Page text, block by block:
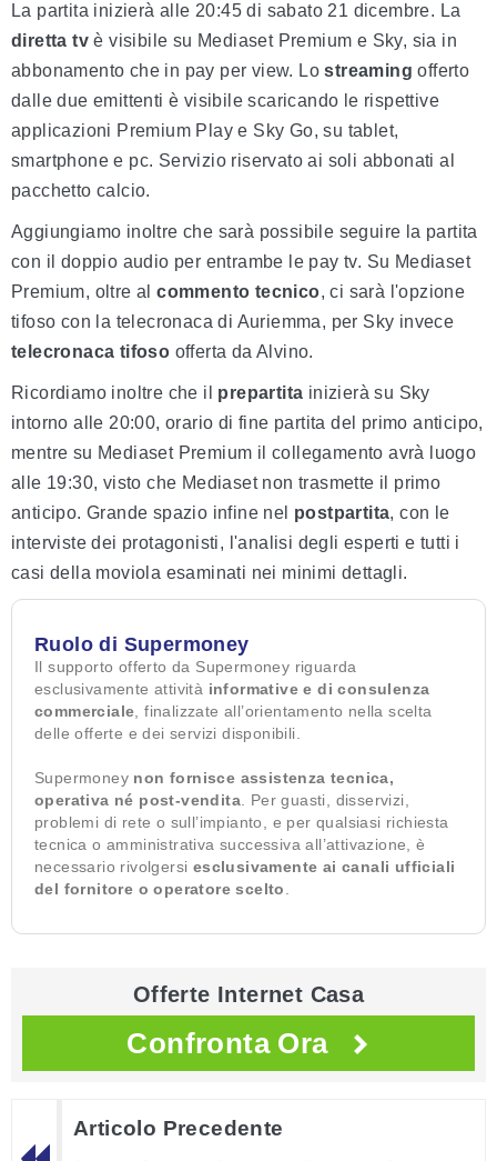
La partita inizierà alle 20:45 di sabato 21 dicembre. La
diretta tv è visibile su Mediaset Premium e Sky, sia in
abbonamento che in pay per view. Lostreaming offerto
dalle due emittenti è visibile scaricando le rispettive
applicazioni Premium Play e Sky Go, su tablet,
smartphone e pc. Servizio riservato ai soli abbonati al
pacchetto calcio.
Aggiungiamo inoltre che sarà possibile seguire la partita
con il doppio audio per entrambe le pay tv. Su Mediaset
Premium, oltre alcommento tecnico, ci sarà l'opzione
tifoso con la telecronaca di Auriemma, per Sky invece
telecronaca tifoso offerta da Alvino.
Ricordiamo inoltre che il prepartita inizierà su Sky
intorno alle 20:00, orario di fine partita del primo anticipo,
mentre su Mediaset Premium il collegamento avrà luogo
alle 19:30, visto che Mediaset non trasmette il primo
anticipo. Grande spazio infine nel postpartita, con le
interviste dei protagonisti, l'analisi degli esperti e tutti i
casi della moviola esaminati nei minimi dettagli.
Ruolo di Supermoney
Il supporto offerto da Supermoney riguarda
esclusivamente attività informative e di consulenza
commerciale, finalizzate all’orientamento nella scelta
delle offerte e dei servizi disponibili.
Supermoney non fornisce assistenza tecnica,
operativa né post-vendita. Per guasti, disservizi,
problemi di rete o sull’impianto, e per qualsiasi richiesta
tecnica o amministrativa successiva all’attivazione, è
necessario rivolgersi esclusivamente ai canali ufficiali
del fornitore o operatore scelto.
Offerte Internet Casa
Confronta Ora
Articolo Precedente